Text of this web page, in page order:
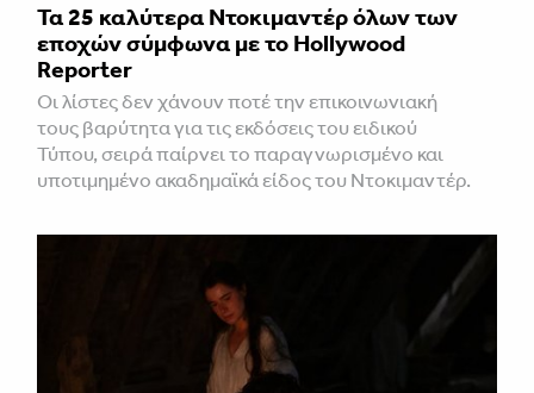
Τα 25 καλύτερα Ντοκιμαντέρ όλων των
εποχών σύμφωνα με το Hollywood
Reporter
Οι λίστες δεν χάνουν ποτέ την επικοινωνιακή
τους βαρύτητα για τις εκδόσεις του ειδικού
Τύπου, σειρά παίρνει το παραγνωρισμένο και
υποτιμημένο ακαδημαϊκά είδος του Ντοκιμαντέρ.